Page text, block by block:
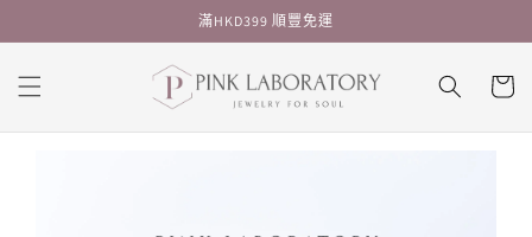
滿HKD399 順豐免運
物